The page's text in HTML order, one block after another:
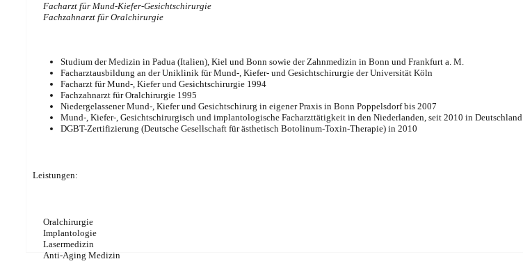
Facharzt für Mund-Kiefer-Gesichtschirurgie
Fachzahnarzt für Oralchirurgie
Studium der Medizin in Padua (Italien), Kiel und Bonn sowie der Zahnmedizin in Bonn und Frankfurt a. M.
Facharztausbildung an der Uniklinik für Mund-, Kiefer- und Gesichtschirurgie der Universität Köln
Facharzt für Mund-, Kiefer und Gesichtschirurgie 1994
Fachzahnarzt für Oralchirurgie 1995
Niedergelassener Mund-, Kiefer und Gesichtschirurg in eigener Praxis in Bonn Poppelsdorf bis 2007
Mund-, Kiefer-, Gesichtschirurgisch und implantologische Facharzttätigkeit in den Niederlanden, seit 2010 in Deutschland
DGBT-Zertifizierung (Deutsche Gesellschaft für ästhetisch Botolinum-Toxin-Therapie) in 2010
Leistungen:
Oralchirurgie
Implantologie
Lasermedizin
Anti-Aging Medizin